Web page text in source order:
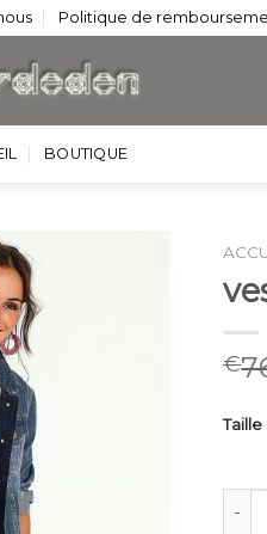
Politique de
BOUTIQUE
€
Taille